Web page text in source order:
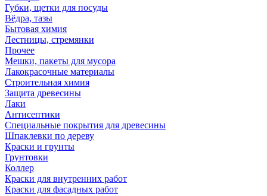
Губки, щетки для посуды
Вёдра, тазы
Бытовая химия
Лестницы, стремянки
Прочее
Мешки, пакеты для мусора
Лакокрасочные материалы
Строительная химия
Защита древесины
Лаки
Антисептики
Специальные покрытия для древесины
Шпаклевки по дереву
Краски и грунты
Грунтовки
Коллер
Краски для внутренних работ
Краски для фасадных работ